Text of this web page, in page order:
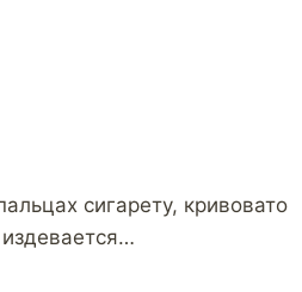
сигарету, кривовато